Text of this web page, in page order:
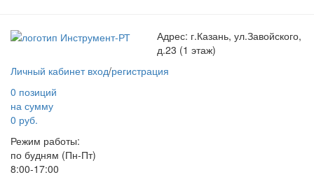
Адрес: г.Казань, ул.Завойского,
д.23 (1 этаж)
Личный кабинет вход/регистрация
0 позиций
на сумму
0 руб.
Режим работы:
по будням (Пн-Пт)
8:00-17:00